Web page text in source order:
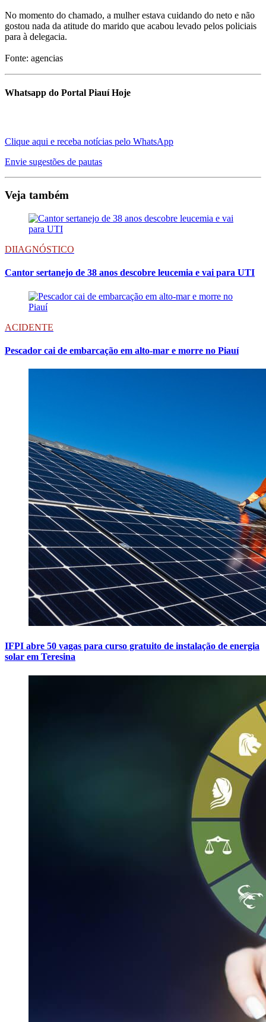
No momento do chamado, a mulher estava cuidando do neto e não
gostou nada da atitude do marido que acabou levado pelos policiais
para à delegacia.
Fonte: agencias
Whatsapp do Portal Piauí Hoje
Clique aqui e receba notícias pelo WhatsApp
Envie sugestões de pautas
Veja também
DIIAGNÓSTICO
Cantor sertanejo de 38 anos descobre leucemia e vai para UTI
ACIDENTE
Pescador cai de embarcação em alto-mar e morre no Piauí
IFPI abre 50 vagas para curso gratuito de instalação de energia
solar em Teresina